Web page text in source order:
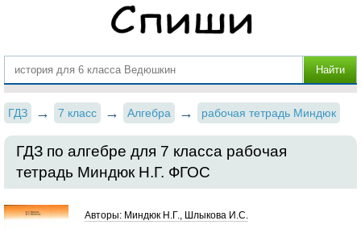
ГДЗ 7 класс Алгебра рабочая тетрадь Миндюк
ГДЗ по алгебре для 7 класса рабочая
тетрадь Миндюк Н.Г. ФГОС
Авторы: Миндюк Н.Г., Шлыкова И.С.